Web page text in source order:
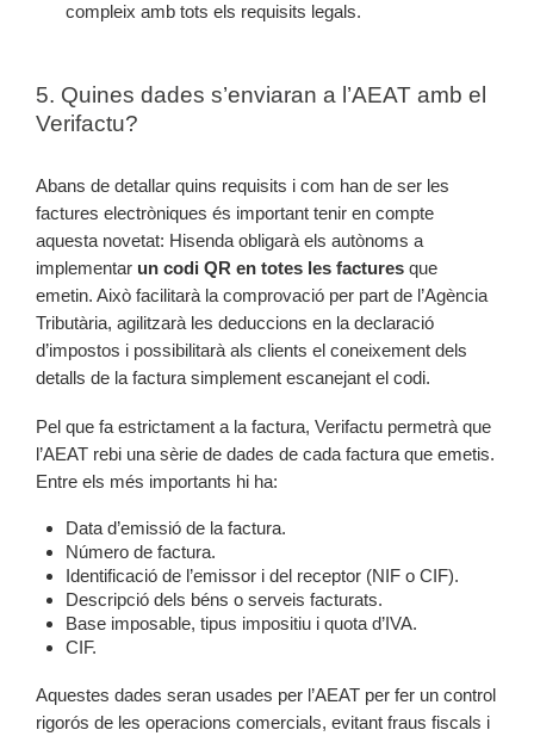
compleix amb tots els requisits legals.
5. Quines dades s’enviaran a l’AEAT amb el
Verifactu?
Abans de detallar quins requisits i com han de ser les
factures electròniques és important tenir en compte
aquesta novetat: Hisenda obligarà els autònoms a
implementar un codi QR en totes les factures que
emetin. Això facilitarà la comprovació per part de l’Agència
Tributària, agilitzarà les deduccions en la declaració
d’impostos i possibilitarà als clients el coneixement dels
detalls de la factura simplement escanejant el codi.
Pel que fa estrictament a la factura, Verifactu permetrà que
l’AEAT rebi una sèrie de dades de cada factura que emetis.
Entre els més importants hi ha:
Data d’emissió de la factura.
Número de factura.
Identificació de l’emissor i del receptor (NIF o CIF).
Descripció dels béns o serveis facturats.
Base imposable, tipus impositiu i quota d’IVA.
CIF.
Aquestes dades seran usades per l’AEAT per fer un control
rigorós de les operacions comercials, evitant fraus fiscals i